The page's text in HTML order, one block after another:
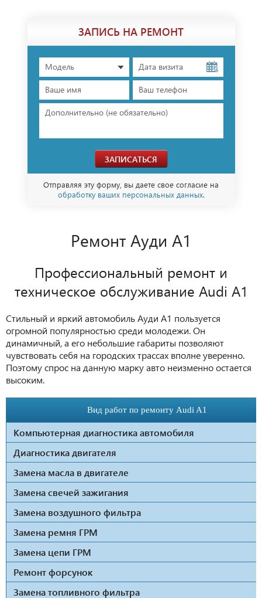
ЗАПИСЬ НА РЕМОНТ
Модель
ЗАПИСАТЬСЯ
Отправляя эту форму, вы даете свое согласие на
обработку ваших персональных данных.
Ремонт Ауди А1
Профессиональный ремонт и
техническое обслуживание Audi A1
Стильный и яркий автомобиль Ауди А1 пользуется
огромной популярностью среди молодежи. Он
динамичный, а его небольшие габариты позволяют
чувствовать себя на городских трассах вполне уверенно.
Поэтому спрос на данную марку авто неизменно остается
высоким.
Вид работ по ремонту Audi A1
Компьютерная диагностика автомобиля
Диагностика двигателя
Замена масла в двигателе
Замена свечей зажигания
Замена воздушного фильтра
Замена ремня ГРМ
Замена цепи ГРМ
Ремонт форсунок
Замена топливного фильтра